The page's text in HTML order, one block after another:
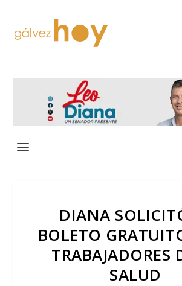
DIANA
BOLETO
TRABAJADORES
SALUD